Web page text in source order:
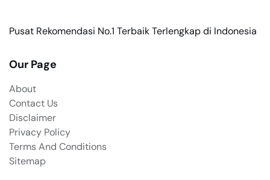
Pusat Rekomendasi No.1 Terbaik Terlengkap di Indonesia
Our Page
About
Contact Us
Disclaimer
Privacy Policy
Terms And Conditions
Sitemap